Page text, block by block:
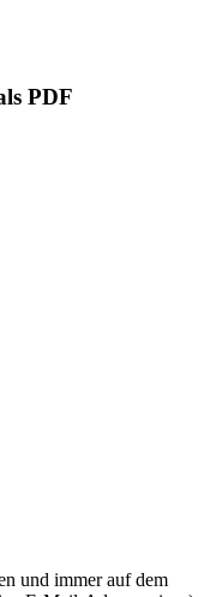
PDF
und immer auf dem